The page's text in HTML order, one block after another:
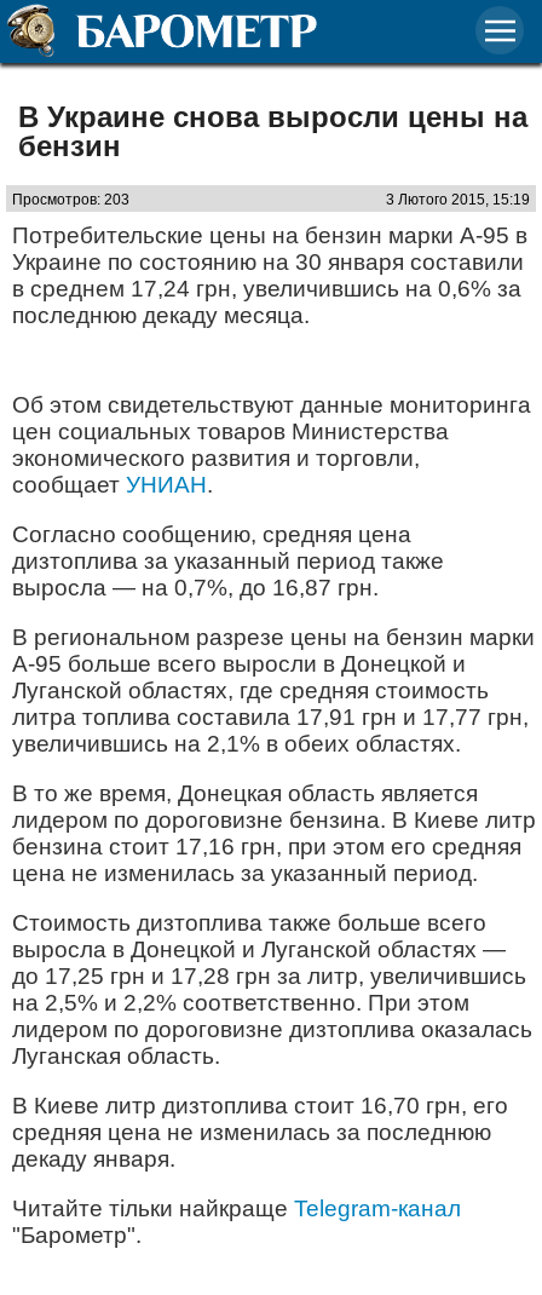
В Украине снова выросли цены на
бензин
Просмотров: 203 3 Лютого 2015, 15:19
Потребительские цены на бензин марки А-95 в
Украине по состоянию на 30 января составили
в среднем 17,24 грн, увеличившись на 0,6% за
последнюю декаду месяца.
Об этом свидетельствуют данные мониторинга
цен социальных товаров Министерства
экономического развития и торговли,
сообщает УНИАН.
Согласно сообщению, средняя цена
дизтоплива за указанный период также
выросла — на 0,7%, до 16,87 грн.
В региональном разрезе цены на бензин марки
А-95 больше всего выросли в Донецкой и
Луганской областях, где средняя стоимость
литра топлива составила 17,91 грн и 17,77 грн,
увеличившись на 2,1% в обеих областях.
В то же время, Донецкая область является
лидером по дороговизне бензина. В Киеве литр
бензина стоит 17,16 грн, при этом его средняя
цена не изменилась за указанный период.
Стоимость дизтоплива также больше всего
выросла в Донецкой и Луганской областях —
до 17,25 грн и 17,28 грн за литр, увеличившись
на 2,5% и 2,2% соответственно. При этом
лидером по дороговизне дизтоплива оказалась
Луганская область.
В Киеве литр дизтоплива стоит 16,70 грн, его
средняя цена не изменилась за последнюю
декаду января.
Читайте тільки найкраще Telegram-канал
"Барометр".